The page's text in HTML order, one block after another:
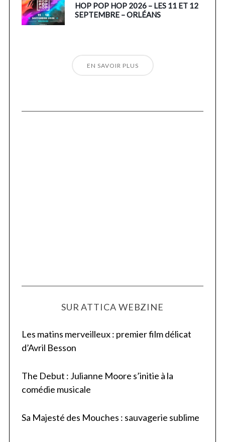
HOP POP HOP 2026 – LES 11 ET 12
SEPTEMBRE – ORLÉANS
EN SAVOIR PLUS
SUR ATTICA WEBZINE
Les matins merveilleux : premier film délicat
d’Avril Besson
The Debut : Julianne Moore s’initie à la
comédie musicale
Sa Majesté des Mouches : sauvagerie sublime